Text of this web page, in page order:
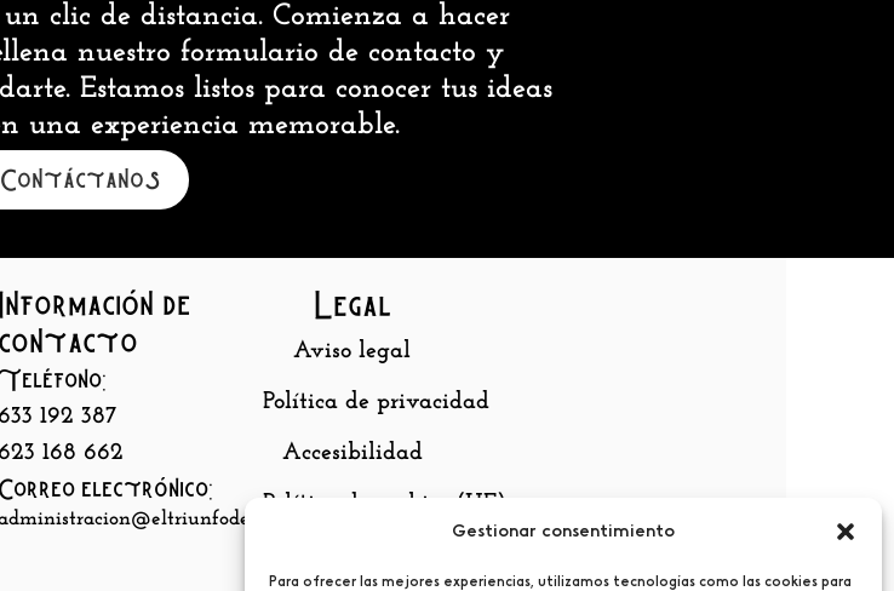
Gestionar consentimiento
Para ofrecer las mejores experiencias, utilizamos tecnologías como las cookies para
clic de distancia. Comienza a hacer
nuestro formulario de contacto y
Estamos listos para conocer tus ideas
una experiencia memorable.
Contáctanos
Información de
contacto
Teléfono:
633 192 387
623 168 662
Correo electrónico:
Legal
Aviso legal
Política de privacidad
Accesibilidad
Política de cookies (UE)